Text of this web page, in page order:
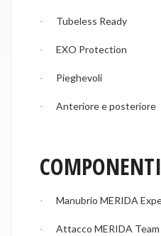
· Tubeless Ready
· EXO Protection
· Pieghevoli
· Anteriore e posteriore
COMPONENTI
· Manubrio MERIDA
· Attacco MERIDA